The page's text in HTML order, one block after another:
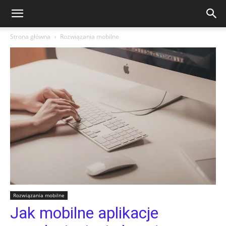
Strona główna Rozwiązania mobilne
Rozwiązania mobilne
Jak mobilne aplikacje